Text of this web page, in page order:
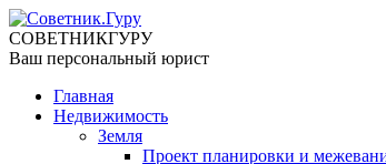
СОВЕТНИКГУРУ
Ваш персональный юрист
Главная
Недвижимость
Земля
Проект планировки и